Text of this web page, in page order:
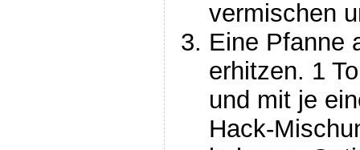
vermischen
Eine Pfanne
erhitzen. 1
und mit je
Hack-